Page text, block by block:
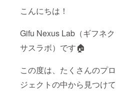
こんにちは！
Gifu Nexus Lab（ギフネク
サスラボ）です🏠
この度は、たくさんのプロ
ジェクトの中から見つけて